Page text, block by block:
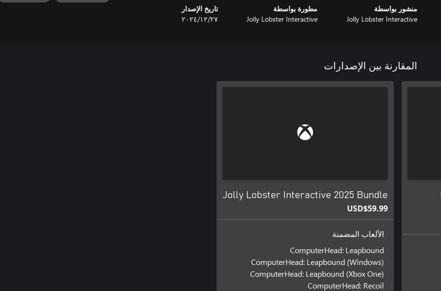
منشور بواسطة
Jolly Lobster Interactive
مطورة بواسطة
Jolly Lobster Interactive
تاريخ الإصدار
٢٧‏/١٢‏/٢٠٢٤
المقارنة بين الإصدارات
Jolly Lobster Interactive 2025 Bundle
USD$59.99
الألعاب المضمنة
ComputerHead: Leapbound
ComputerHead: Leapbound (Windows)
ComputerHead: Leapbound (Xbox One)
ComputerHead: Recoil